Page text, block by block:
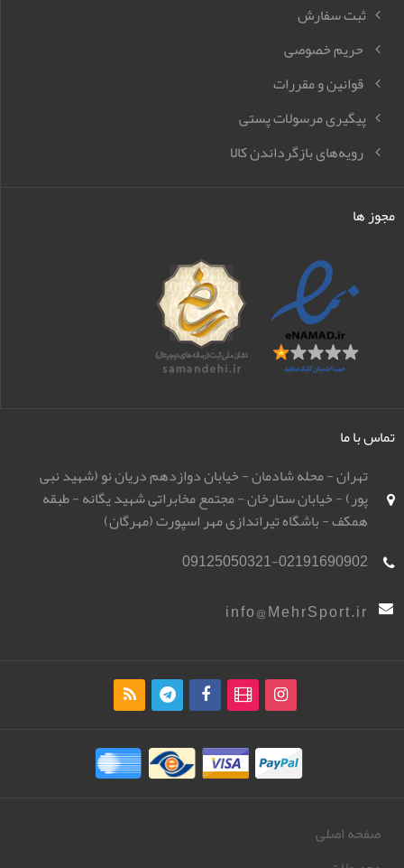
ثبت سفارش
حریم خصوصی
قوانین و مقررات
پیگیری مرسولات پستی
رویه‌های بازگرداندن کالا
مجوز ها
تماس با ما
تهران - محله شادمان - خیابان دوازدهم دریان نو (شهید نبی
پور) - خیابان ستارخان - مجتمع مخابراتی شهید یگانه - طبقه
همکف - باشگاه تیراندازی مهر اسپورت (مهرگان)
09125050321-02191690902
info@MehrSport.ir
صفحه اصلی